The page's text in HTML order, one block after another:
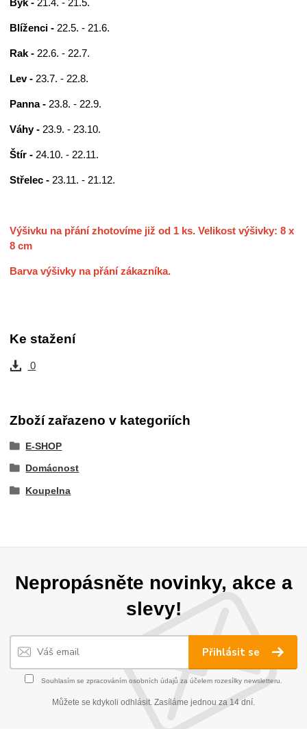
Blíženci - 22.5. - 21.6.
Rak - 22.6. - 22.7.
Lev - 23.7. - 22.8.
Panna - 23.8. - 22.9.
Váhy - 23.9. - 23.10.
Štír - 24.10. - 22.11.
Střelec - 23.11. - 21.12.
Výšivku na přání zhotovíme již od 1 ks. Velikost výšivky: 8 x
8 cm
Barva výšivky na přání zákazníka.
Ke stažení
0
Zboží zařazeno v kategoriích
E-SHOP
Domácnost
Koupelna
Nepropásněte novinky, akce a
slevy!
Přihlásit se
Souhlasím se zpracováním osobních údajů za účelem rozesílky newsletteru.
Můžete se kdykoli odhlásit. Zasíláme jednou za 14 dní.